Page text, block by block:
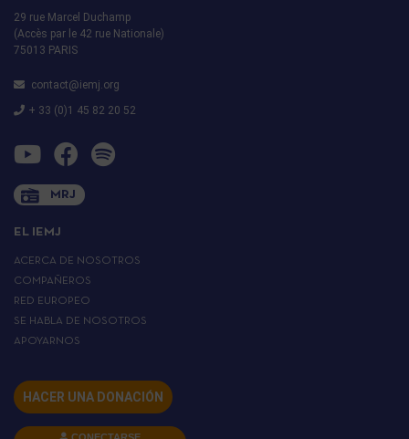
29 rue Marcel Duchamp
(Accès par le 42 rue Nationale)
75013 PARIS
contact@iemj.org
+ 33 (0)1 45 82 20 52
MRJ
EL IEMJ
ACERCA DE NOSOTROS
COMPAÑEROS
RED EUROPEO
SE HABLA DE NOSOTROS
APOYARNOS
HACER UNA DONACIÓN